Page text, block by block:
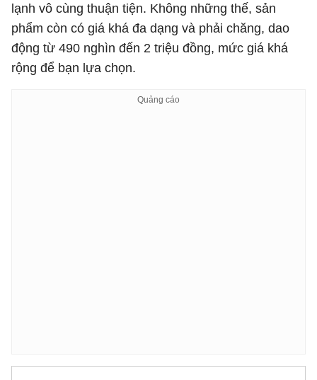
lạnh vô cùng thuận tiện. Không những thế, sản
phẩm còn có giá khá đa dạng và phải chăng, dao
động từ 490 nghìn đến 2 triệu đồng, mức giá khá
rộng để bạn lựa chọn.